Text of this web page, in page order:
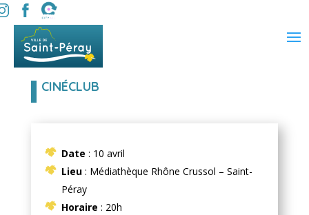
CINÉCLUB
Date : 10 avril
Lieu : Médiathèque Rhône Crussol – Saint-
Péray
Horaire : 20h